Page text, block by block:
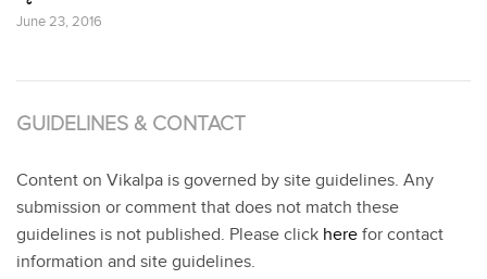
June 23, 2016
GUIDELINES & CONTACT
Content on Vikalpa is governed by site guidelines. Any
submission or comment that does not match these
guidelines is not published. Please click here for contact
information and site guidelines.